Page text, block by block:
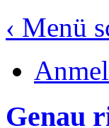
‹ Menü
Genau